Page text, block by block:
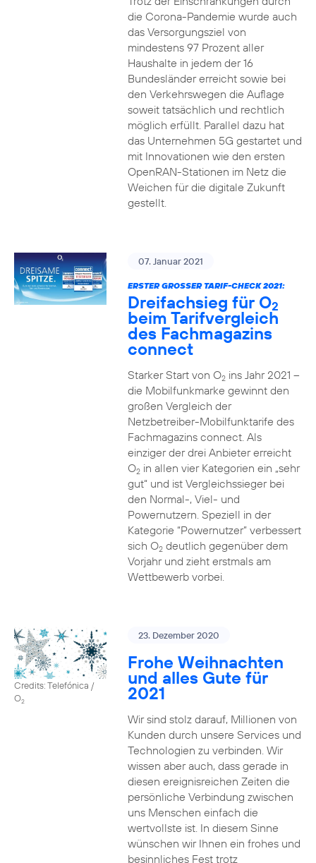
die Corona-Pandemie wurde auch
das Versorgungsziel von
mindestens 97 Prozent aller
Haushalte in jedem der 16
Bundesländer erreicht sowie bei
den Verkehrswegen die Auflage
soweit tatsächlich und rechtlich
möglich erfüllt. Parallel dazu hat
das Unternehmen 5G gestartet und
mit Innovationen wie den ersten
OpenRAN-Stationen im Netz die
Weichen für die digitale Zukunft
gestellt.
07. Januar 2021
ERSTER GROSSER TARIF-CHECK 2021:
Dreifachsieg für O2
beim Tarifvergleich
des Fachmagazins
connect
Starker Start von O2ins Jahr 2021 –
die Mobilfunkmarke gewinnt den
großen Vergleich der
Netzbetreiber-Mobilfunktarife des
Fachmagazins connect. Als
einziger der drei Anbieter erreicht
O2in allen vier Kategorien ein „sehr
gut“ und ist Vergleichssieger bei
den Normal-, Viel- und
Powernutzern. Speziell in der
Kategorie “Powernutzer” verbessert
sich O2deutlich gegenüber dem
Vorjahr und zieht erstmals am
Wettbewerb vorbei.
Credits: Telefónica /
O2
23. Dezember 2020
Frohe Weihnachten
und alles Gute für
2021
Wir sind stolz darauf, Millionen von
Kunden durch unsere Services und
Technologien zu verbinden. Wir
wissen aber auch, dass gerade in
diesen ereignisreichen Zeiten die
persönliche Verbindung zwischen
uns Menschen einfach die
wertvollste ist. In diesem Sinne
wünschen wir Ihnen ein frohes und
besinnliches Fest trotz